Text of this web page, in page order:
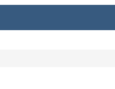
ТОРМОЗНОГО МЕХАНИЗМА